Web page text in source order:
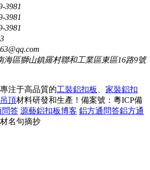
3981
3981
3981
海區獅山鎮羅村聯和工業區東區16路9號
注于高品質的工裝鋁扣板 、 家裝鋁扣
頂材料研發和生產！ 備案號：粵ICP備
問答 源藝鋁扣板博客 鋁方通問答鋁方通
名句摘抄